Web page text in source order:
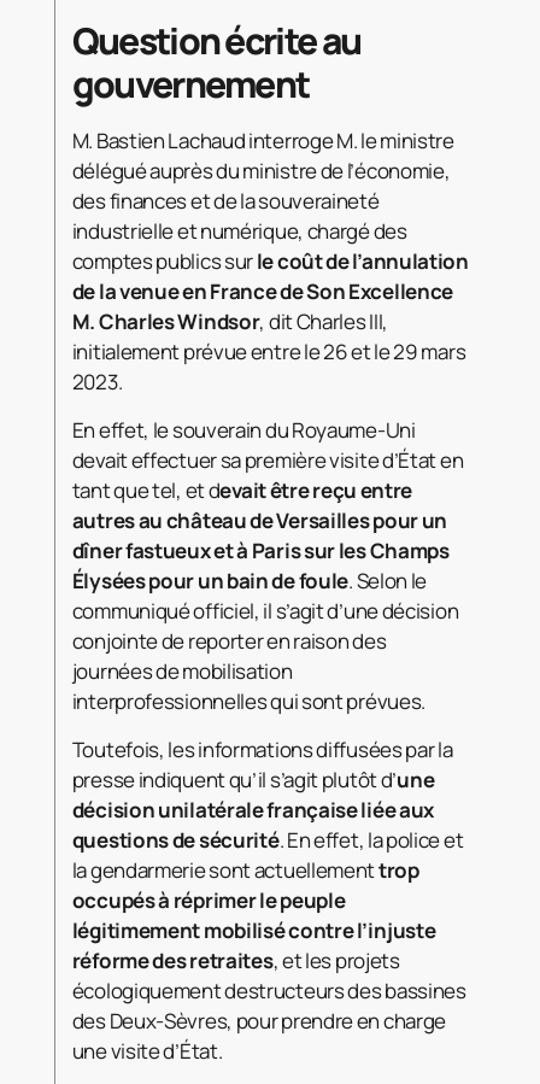
Question écrite au
gouvernement
M. Bastien Lachaud interroge M. le ministre
délégué auprès du ministre de l’économie,
des finances et de la souveraineté
industrielle et numérique, chargé des
comptes publics surle coût de l’annulation
de la venue en France de Son Excellence
M. Charles Windsor, dit Charles III,
initialement prévue entre le 26 et le 29 mars
2023.
En effet, le souverain du Royaume-Uni
devait effectuer sa première visite d’État en
tant que tel, et devait être reçu entre
autres au château de Versailles pour un
dîner fastueux et à Paris sur les Champs
Élysées pour un bain de foule. Selon le
communiqué officiel, il s’agit d’une décision
conjointe de reporter en raison des
journées de mobilisation
interprofessionnelles qui sont prévues.
Toutefois, les informations diffusées par la
presse indiquent qu’il s’agit plutôt d’une
décision unilatérale française liée aux
questions de sécurité. En effet, la police et
la gendarmerie sont actuellementtrop
occupés à réprimer le peuple
légitimement mobilisé contre l’injuste
réforme des retraites, et les projets
écologiquement destructeurs des bassines
des Deux-Sèvres, pour prendre en charge
une visite d’État.